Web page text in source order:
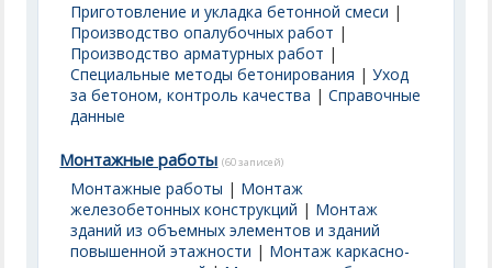
Приготовление и укладка бетонной смеси |
Производство опалубочных работ |
Производство арматурных работ |
Специальные методы бетонирования |Уход
за бетоном, контроль качества |Справочные
данные
Монтажные работы (60 записей)
Монтажные работы | Монтаж
железобетонных конструкций | Монтаж
зданий из объемных элементов и зданий
повышенной этажности | Монтаж каркасно-